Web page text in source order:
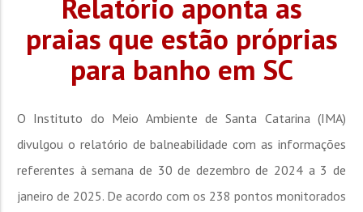
Relatório aponta as
praias que estão próprias
para banho em SC
O Instituto do Meio Ambiente de Santa Catarina (IMA)
divulgou o relatório de balneabilidade com as informações
referentes à semana de 30 de dezembro de 2024 a 3 de
janeiro de 2025. De acordo com os 238 pontos monitorados